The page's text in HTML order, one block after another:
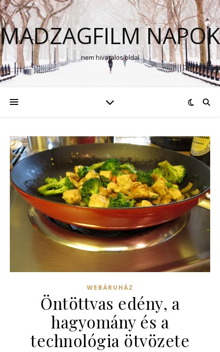
MADZAGFILM NAPOK
nem hivatalos oldal
WEBÁRUHÁZ
Öntöttvas edény, a
hagyomány és a
technológia ötvözete